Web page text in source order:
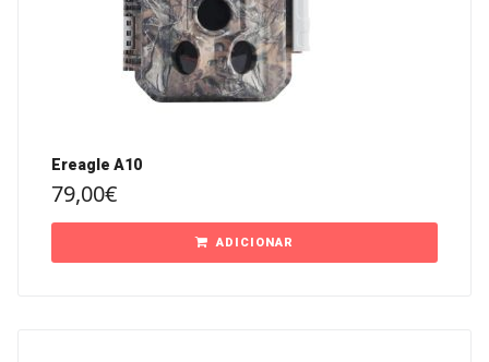
Ereagle A10
79,00€
ADICIONAR